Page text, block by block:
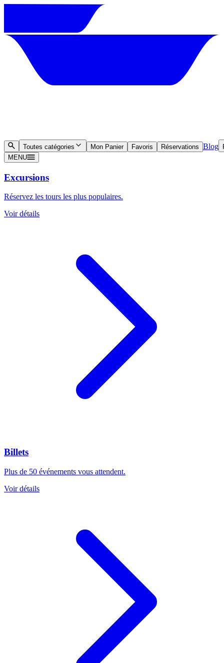
Toutes catégories Mon Panier Favoris Réservations Blog
MENU
Excursions
Réservez les tours les plus populaires.
Voir détails
Billets
Plus de 50 événements vous attendent.
Voir détails